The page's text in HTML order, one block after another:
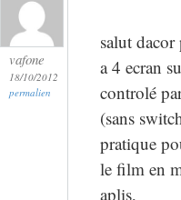
vafone
18/10/2012
permalien
salut
a 4 ecran
controlé
(sans
pratique
le film en
aplis,